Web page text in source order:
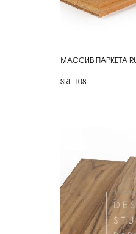
КУПИТЬ
МАССИВ ПАРКЕТА
SRL-108